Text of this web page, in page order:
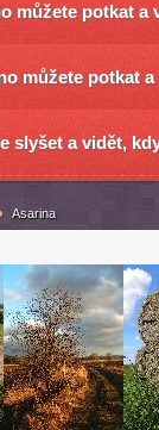
můžete potkat a
můžete potkat
slyšet a vidět,
Asarina